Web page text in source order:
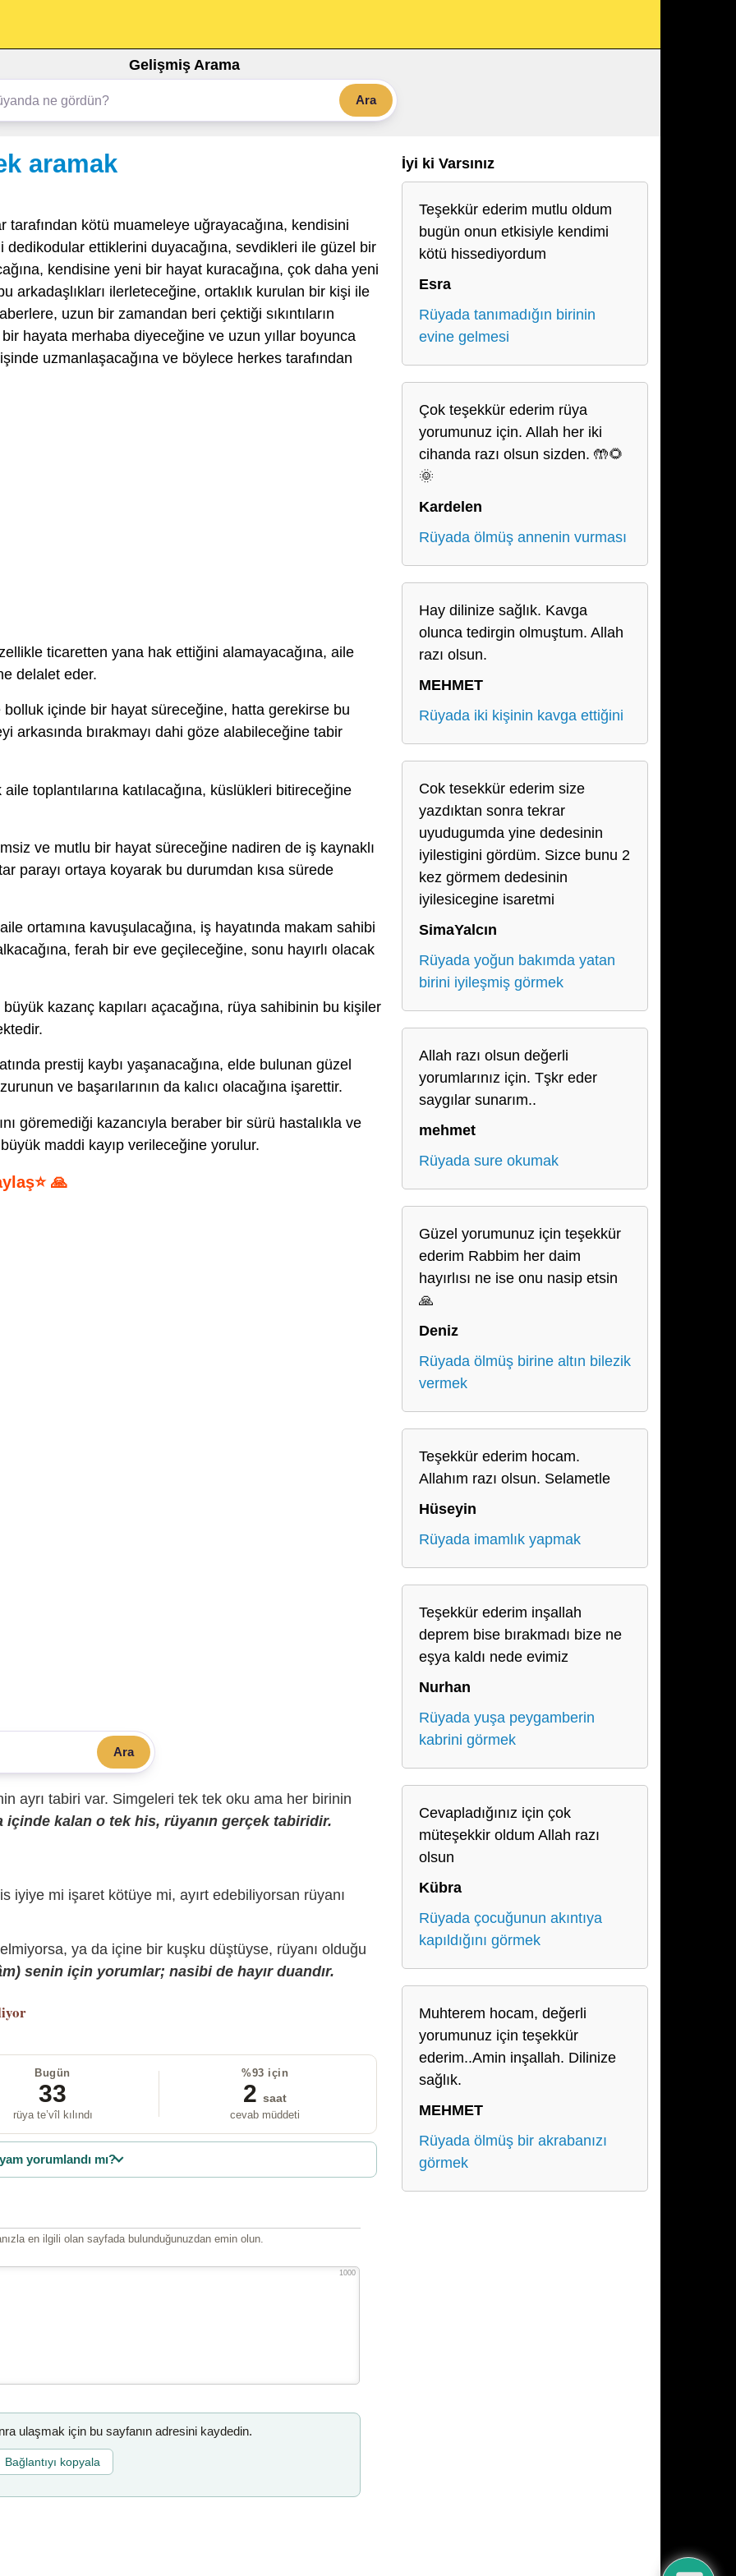
Gelişmiş Arama
Ara
aramak
tarafından kötü muameleye uğrayacağına, kendisini
ettiklerini duyacağına, sevdikleri ile güzel bir
kendisine yeni bir hayat kuracağına, çok daha yeni
arkadaşlıkları ilerleteceğine, ortaklık kurulan bir kişi ile
uzun bir zamandan beri çektiği sıkıntıların
hayata merhaba diyeceğine ve uzun yıllar boyunca
uzmanlaşacağına ve böylece herkes tarafından
ticaretten yana hak ettiğini alamayacağına, aile
delalet eder.
bolluk içinde bir hayat süreceğine, hatta gerekirse bu
arkasında bırakmayı dahi göze alabileceğine tabir
aile toplantılarına katılacağına, küslükleri bitireceğine
ve mutlu bir hayat süreceğine nadiren de iş kaynaklı
parayı ortaya koyarak bu durumdan kısa sürede
ortamına kavuşulacağına, iş hayatında makam sahibi
ferah bir eve geçileceğine, sonu hayırlı olacak
kazanç kapıları açacağına, rüya sahibinin bu kişiler
prestij kaybı yaşanacağına, elde bulunan güzel
ve başarılarının da kalıcı olacağına işarettir.
göremediği kazancıyla beraber bir sürü hastalıkla ve
maddi kayıp verileceğine yorulur.
🙏
Ara
ayrı tabiri var. Simgeleri tek tek oku ama her birinin
içinde kalan o tek his, rüyanın gerçek tabiridir.
iyiye mi işaret kötüye mi, ayırt edebiliyorsan rüyanı
ya da içine bir kuşku düştüyse, rüyanı olduğu
senin için yorumlar; nasibi de hayır duandır.
Bugün
33
rüya te’vîl kılındı
%93 için
2 saat
cevab müddeti
yorumlandı mı?
en ilgili olan sayfada bulunduğunuzdan emin olun.
1000
ulaşmak için bu sayfanın adresini kaydedin.
Bağlantıyı kopyala
İyi ki Varsınız
Teşekkür ederim mutlu oldum
bugün onun etkisiyle kendimi
kötü hissediyordum
Esra
Rüyada tanımadığın birinin
evine gelmesi
Çok teşekkür ederim rüya
yorumunuz için. Allah her iki
cihanda razı olsun sizden. 🤲🌻
🌞
Kardelen
Rüyada ölmüş annenin vurması
Hay dilinize sağlık. Kavga
olunca tedirgin olmuştum. Allah
razı olsun.
MEHMET
Rüyada iki kişinin kavga ettiğini
Cok tesekkür ederim size
yazdıktan sonra tekrar
uyudugumda yine dedesinin
iyilestigini gördüm. Sizce bunu 2
kez görmem dedesinin
iyilesicegine isaretmi
SimaYalcın
Rüyada yoğun bakımda yatan
birini iyileşmiş görmek
Allah razı olsun değerli
yorumlarınız için. Tşkr eder
saygılar sunarım..
mehmet
Rüyada sure okumak
Güzel yorumunuz için teşekkür
ederim Rabbim her daim
hayırlısı ne ise onu nasip etsin
🙏
Deniz
Rüyada ölmüş birine altın bilezik
vermek
Teşekkür ederim hocam.
Allahım razı olsun. Selametle
Hüseyin
Rüyada imamlık yapmak
Teşekkür ederim inşallah
deprem bise bırakmadı bize ne
eşya kaldı nede evimiz
Nurhan
Rüyada yuşa peygamberin
kabrini görmek
Cevapladığınız için çok
müteşekkir oldum Allah razı
olsun
Kübra
Rüyada çocuğunun akıntıya
kapıldığını görmek
Muhterem hocam, değerli
yorumunuz için teşekkür
ederim..Amin inşallah. Dilinize
sağlık.
MEHMET
Rüyada ölmüş bir akrabanızı
görmek